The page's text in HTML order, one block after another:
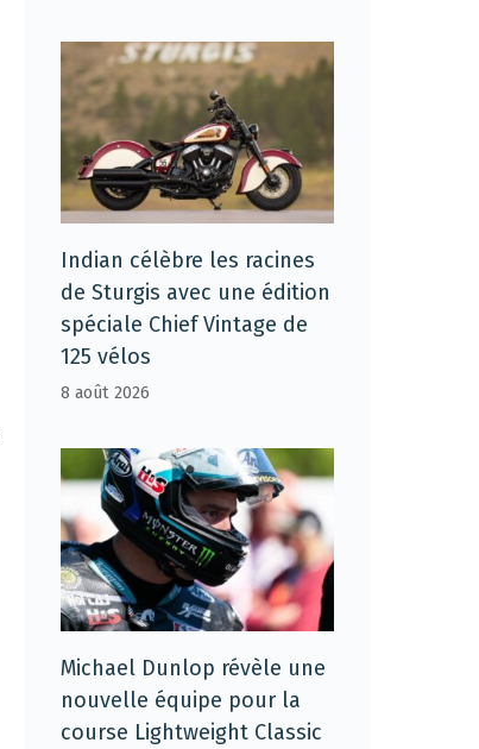
Indian célèbre les racines
de Sturgis avec une édition
spéciale Chief Vintage de
125 vélos
8 août 2026
Michael Dunlop révèle une
nouvelle équipe pour la
course Lightweight Classic